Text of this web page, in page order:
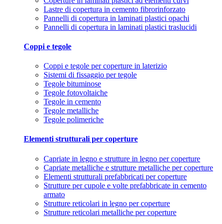
Lastre di copertura in cemento fibrorinforzato
Pannelli di copertura in laminati plastici opachi
Pannelli di copertura in laminati plastici traslucidi
Coppi e tegole
Coppi e tegole per coperture in laterizio
Sistemi di fissaggio per tegole
Tegole bituminose
Tegole fotovoltaiche
Tegole in cemento
Tegole metalliche
Tegole polimeriche
Elementi strutturali per coperture
Capriate in legno e strutture in legno per coperture
Capriate metalliche e strutture metalliche per coperture
Elementi strutturali prefabbricati per coperture
Strutture per cupole e volte prefabbricate in cemento
armato
Strutture reticolari in legno per coperture
Strutture reticolari metalliche per coperture